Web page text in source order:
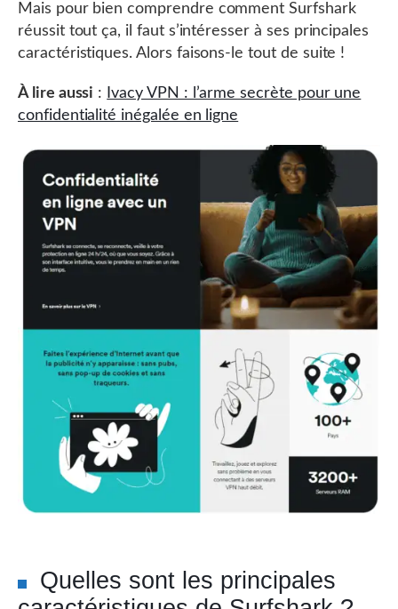
Mais pour bien comprendre comment Surfshark
réussit tout ça, il faut s’intéresser à ses principales
caractéristiques. Alors faisons-le tout de suite !
À lire aussi :
Ivacy VPN : l’arme secrète pour une
confidentialité inégalée en ligne
Quelles sont les principales